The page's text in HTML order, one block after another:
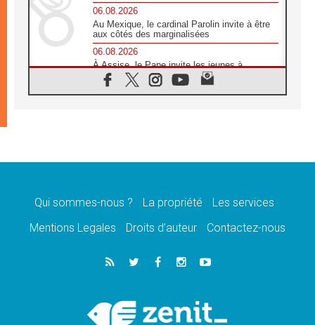
06.08.2026
Au Mexique, le cardinal Parolin invite à être
aux côtés des marginalisées
06.08.2026
À Assise, le Pape invite les jeunes à
«construire la civilisation de l'amour»
05.08.2026
d'entendre ceux qui bénissent la guerre»
Léon XIV au Pérou, une lueur d'espoir pour
05.08.2026
SCEAM: L'Église en Afrique vers
05.08.2026
Le Pape exprime ses condoléances suite au
Qui sommes-nous ? La propriété
Les services
Mentions Legales
Droits d’auteur Contactez-nous